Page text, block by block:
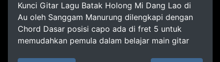
Kunci Gitar Lagu Batak Holong Mi Dang Lao di
Au oleh Sanggam Manurung dilengkapi dengan
Chord Dasar posisi capo ada di fret 5 untuk
memudahkan pemula dalam belajar main gitar